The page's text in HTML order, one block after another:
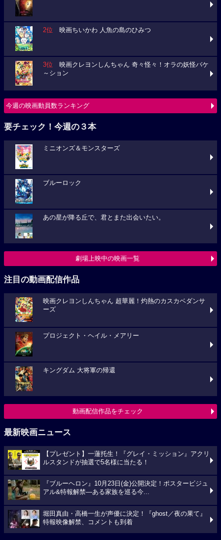
2位 映画ちいかわ 人魚の島のひみつ
3位 映画クレヨンしんちゃん 奇々怪々！オラの妖怪バケ
～ション
今週の映画動員数ランキング
要チェック！今週の３本
ミニオンズ＆モンスターズ
ブルーロック
あの星が降る丘で、君とまた出会いたい。
劇場上映中の映画一覧
注目の動画配信作品
映画クレヨンしんちゃん 超華麗！灼熱のカスカベダンサ
ーズ
プロジェクト・ヘイル・メアリー
キングダム 大将軍の帰還
動画配信作品をチェック
最新映画ニュース
【プレゼント】一蓮托生！『グレイ・ミッション』アクリ
ルスタンドが抽選で5名様に当たる！
『ブルーヘロン』10月23日(金)公開決定！ポスタービジュ
アル&特報解禁―ある家族を巡る今...
堀田真由・高橋一生が声優に決定！『ghost／夜の果て』
特報映像解禁、コメントも到着